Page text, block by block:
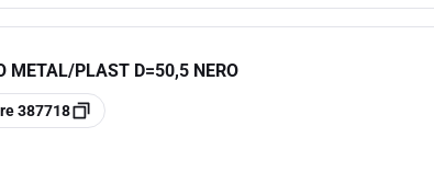
METAL/PLAST D=50,5 NERO
387718